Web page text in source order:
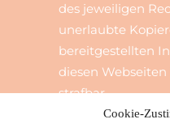
Cookie-
des jeweiligen
unerlaubte
bereitgestellten
diesen
strafbar.